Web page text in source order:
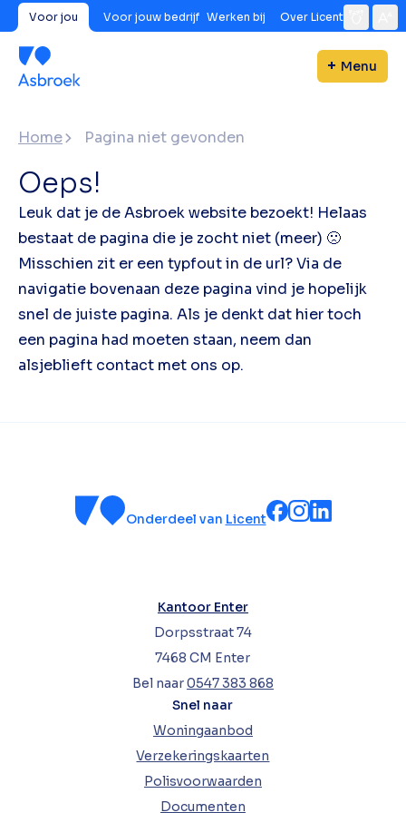
Voor jou Voor jouw bedrijf Werken bij Over Licent
Menu
Home Pagina niet gevonden
Oeps!
Leuk dat je de Asbroek website bezoekt! Helaas
bestaat de pagina die je zocht niet (meer) 🙁
Misschien zit er een typfout in de url? Via de
navigatie bovenaan deze pagina vind je hopelijk
snel de juiste pagina. Als je denkt dat hier toch
een pagina had moeten staan, neem dan
alsjeblieft contact met ons op.
Onderdeel van Licent
Kantoor Enter
Dorpsstraat 74
7468 CM Enter
Bel naar0547 383 868
Snel naar
Woningaanbod
Verzekeringskaarten
Polisvoorwaarden
Documenten